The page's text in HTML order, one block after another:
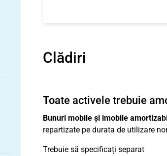
Clădiri
Toate activele trebuie
Bunuri mobile și imobile
repartizate pe durata de utilizare
Trebuie să specificați separat